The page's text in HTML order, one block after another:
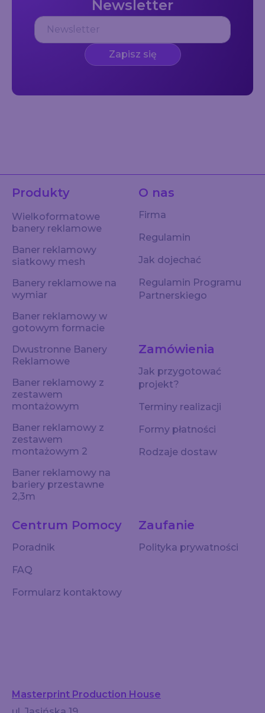
Newsletter
Zapisz się
Produkty
Wielkoformatowe
banery reklamowe
Baner reklamowy
siatkowy mesh
Banery reklamowe na
wymiar
Baner reklamowy w
gotowym formacie
Dwustronne Banery
Reklamowe
Baner reklamowy z
zestawem
montażowym
Baner reklamowy z
zestawem
montażowym 2
Baner reklamowy na
bariery przestawne
2,3m
O nas
Firma
Regulamin
Jak dojechać
Regulamin Programu
Partnerskiego
Centrum Pomocy
Poradnik
FAQ
Formularz kontaktowy
Zaufanie
Polityka prywatności
Zamówienia
Jak przygotować
projekt?
Terminy realizacji
Formy płatności
Rodzaje dostaw
Masterprint Production House